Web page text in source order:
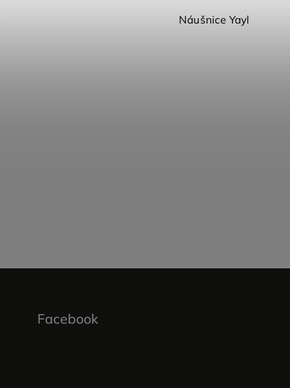
Náušnice Yayla
Facebook